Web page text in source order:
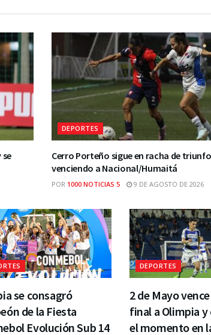
DEPORTES
Cerro Porteño sigue en racha de
venciendo a Nacional/Humaitá
POR 1000 NOTICIAS 5 9 DE AGOSTO DE 2026
se consagró
de la Fiesta
Evolución Sub 14
DEPORTES
2 de Mayo
final a Olimpia y
el momento en